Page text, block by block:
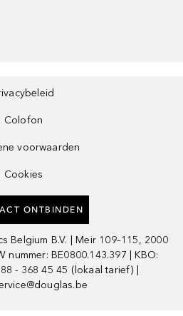
Colofon
voorwaarden
Cookies
ONTBINDEN
Belgium B.V. | Meir 109–115, 2000
nummer: BE0800.143.397 | KBO:
- 368 45 45 (lokaal tarief) |